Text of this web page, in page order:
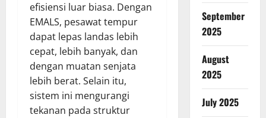
efisiensi luar biasa. Dengan
EMALS, pesawat tempur
dapat lepas landas lebih
cepat, lebih banyak, dan
dengan muatan senjata
lebih berat. Selain itu,
sistem ini mengurangi
tekanan pada struktur
September
2025
August
2025
July 2025